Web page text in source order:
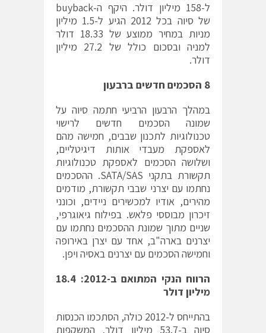
ל-158 מיליון דולר. היקף ה-buyback
של סיוה בכל 2012 הגיע ל-1.5 מיליון
מניות במחיר ממוצע של 18.33 דולר
למניה ובסכום כולל של 27.2 מיליון
דולר.
8 הסכמים חדשים ברבעון
במהלך הרבעון הרביעי חתמה סיוה על
שמונה הסכמים חדשים לרישוי
טכנולוגיות לתכנון שבבים, חמישה מהם
לאספקת מעבדי אותות דיגיטליים,
ושלושה הסכמים לאספקת טכנולוגיות
תקשורת בתקני SATA/SAS. ההסכמים
נחתמו עם יצרני שבבי תקשורת, מודמים
מהירים, אודיו למכשירים ניידים, וכונני
זיכרון מבוססי פלאש. בפילוח גיאוגרפי,
שניים מתוך שמונת ההסכמים נחתמו עם
יצרנים בארה"ב, אחד עם יצרן באירופה
וחמישה הסכמים עם יצרנים באסיה ויפן.
הרווח הנקי המתואם ב-2012: 18.4
מיליון דולר
בהתייחס ל-2012 כולה, הסתכמו הכנסות
סיוה ב-53.7 מיליון דולר, המשקפות